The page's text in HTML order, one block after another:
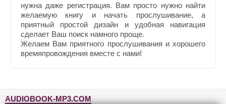
нужна даже регистрация. Вам просто нужно найти
желаемую книгу и начать прослушивание, а
приятный простой дизайн и удобная навигация
сделает Ваш поиск намного проще.
Желаем Вам приятного прослушивания и хорошего
времяпровождения вместе с нами!
AUDIOBOOK-MP3.COM